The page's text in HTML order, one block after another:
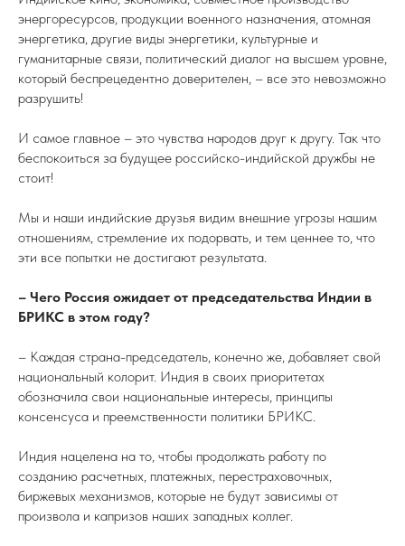
энергоресурсов, продукции военного назначения, атомная
энергетика, другие виды энергетики, культурные и
гуманитарные связи, политический диалог на высшем уровне,
который беспрецедентно доверителен, – все это невозможно
разрушить!
И самое главное – это чувства народов друг к другу. Так что
беспокоиться за будущее российско-индийской дружбы не
стоит!
Мы и наши индийские друзья видим внешние угрозы нашим
отношениям, стремление их подорвать, и тем ценнее то, что
эти все попытки не достигают результата.
– Чего Россия ожидает от председательства Индии в
БРИКС в этом году?
– Каждая страна-председатель, конечно же, добавляет свой
национальный колорит. Индия в своих приоритетах
обозначила свои национальные интересы, принципы
консенсуса и преемственности политики БРИКС.
Индия нацелена на то, чтобы продолжать работу по
созданию расчетных, платежных, перестраховочных,
биржевых механизмов, которые не будут зависимы от
произвола и капризов наших западных коллег.